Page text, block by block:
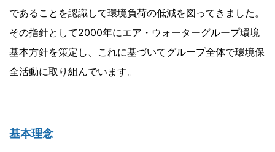
であることを認識して環境負荷の低減を図ってきました。
その指針として2000年にエア・ウォーターグループ環境
基本方針を策定し、これに基づいてグループ全体で環境保
全活動に取り組んでいます。
基本理念